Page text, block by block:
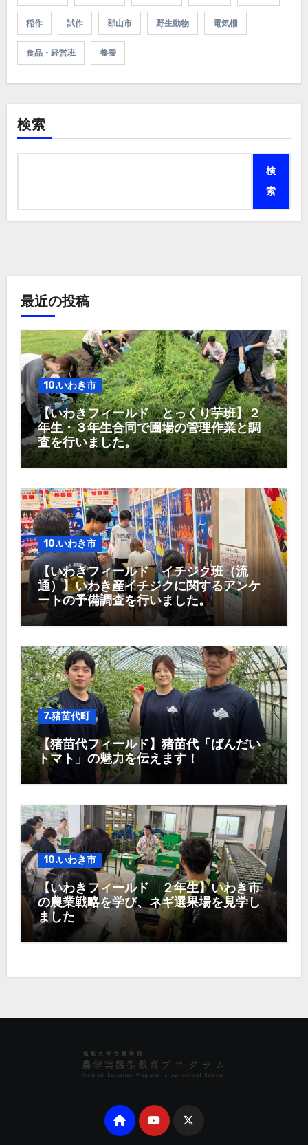
稲作 試作 郡山市 野生動物 電気柵
食品・経営班 養蚕
検索
検
索
最近の投稿
10.いわき市
【いわきフィールド とっくり芋班】２
年生・３年生合同で圃場の管理作業と調
査を行いました。
10.いわき市
【いわきフィールド イチジク班（流
通）】いわき産イチジクに関するアンケ
ートの予備調査を行いました。
7.猪苗代町
【猪苗代フィールド】猪苗代「ばんだい
トマト」の魅力を伝えます！
10.いわき市
【いわきフィールド ２年生】いわき市
の農業戦略を学び、ネギ選果場を見学し
ました